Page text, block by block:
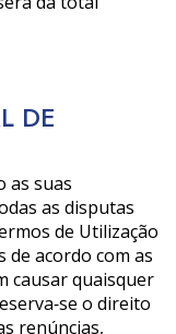
DE
as suas
as disputas
de Utilização
acordo com as
causar quaisquer
o direito
renúncias,